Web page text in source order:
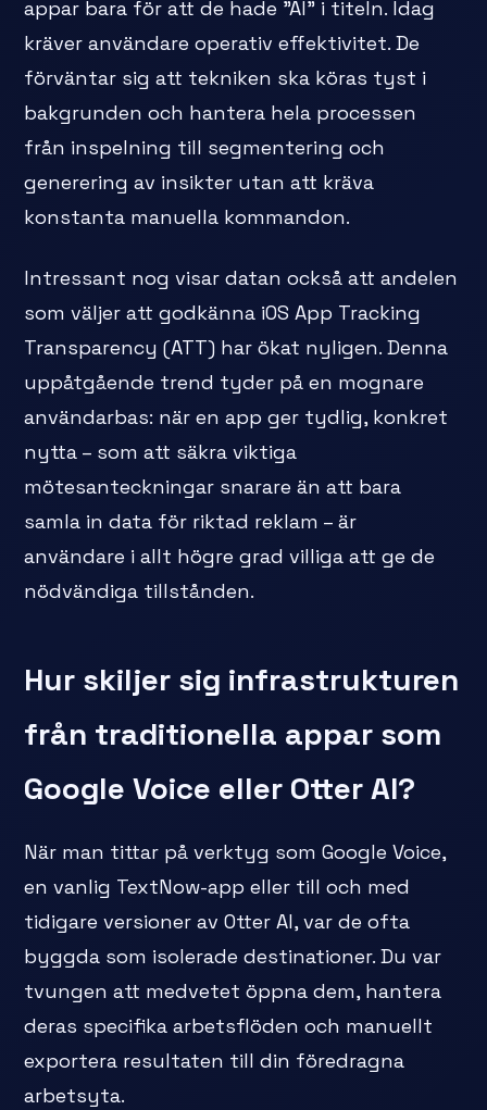
appar bara för att de hade "AI" i titeln. Idag
kräver användare operativ effektivitet. De
förväntar sig att tekniken ska köras tyst i
bakgrunden och hantera hela processen
från inspelning till segmentering och
generering av insikter utan att kräva
konstanta manuella kommandon.
Intressant nog visar datan också att andelen
som väljer att godkänna iOS App Tracking
Transparency (ATT) har ökat nyligen. Denna
uppåtgående trend tyder på en mognare
användarbas: när en app ger tydlig, konkret
nytta – som att säkra viktiga
mötesanteckningar snarare än att bara
samla in data för riktad reklam – är
användare i allt högre grad villiga att ge de
nödvändiga tillstånden.
Hur skiljer sig infrastrukturen
från traditionella appar som
Google Voice eller Otter AI?
När man tittar på verktyg som Google Voice,
en vanlig TextNow-app eller till och med
tidigare versioner av Otter AI, var de ofta
byggda som isolerade destinationer. Du var
tvungen att medvetet öppna dem, hantera
deras specifika arbetsflöden och manuellt
exportera resultaten till din föredragna
arbetsyta.